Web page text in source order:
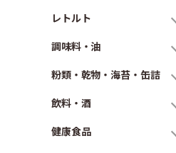
レトルト
調味料・油
粉類・乾物・海苔・缶詰
飲料・酒
健康食品